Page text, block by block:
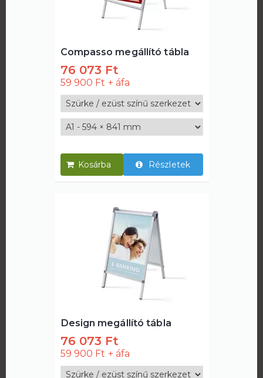
Compasso megállító tábla
76 073 Ft
59 900 Ft
Részletek
Design megállító tábla
76 073 Ft
59 900 Ft